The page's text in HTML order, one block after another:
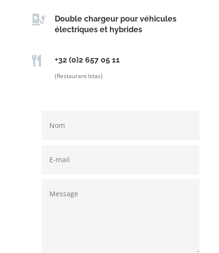

Double chargeur pour véhicules
électriques et hybrides
 +32 (0)2 657 05 11
(Restaurant Istas)